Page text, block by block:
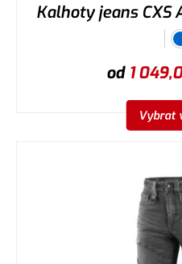
Kalhoty jeans CXS
od 1
Vybrat